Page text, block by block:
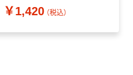
￥1,420 （税込）